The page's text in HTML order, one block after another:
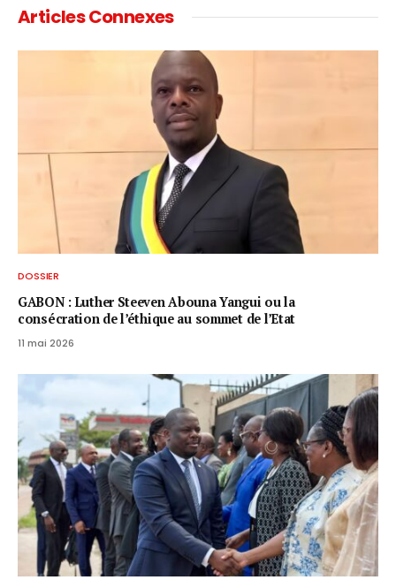
Articles Connexes
DOSSIER
GABON : Luther Steeven Abouna Yangui ou la
consécration de l’éthique au sommet de l’Etat
11 mai 2026